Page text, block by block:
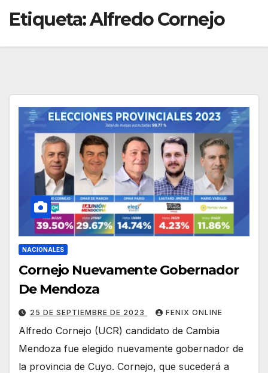
Etiqueta:Alfredo Cornejo
NACIONALES
Cornejo Nuevamente Gobernador
De Mendoza
25 DE SEPTIEMBRE DE 2023 FENIX ONLINE
Alfredo Cornejo (UCR) candidato de Cambia
Mendoza fue elegido nuevamente gobernador de
la provincia de Cuyo. Cornejo, que sucederá a